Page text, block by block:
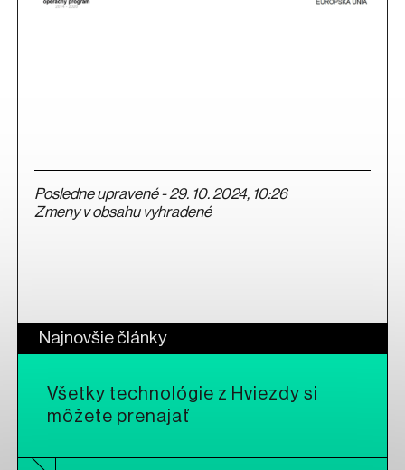
Posledne upravené - 29. 10. 2024, 10:26
Zmeny v obsahu vyhradené
Najnovšie články
Všetky technológie z Hviezdy si
môžete prenajať